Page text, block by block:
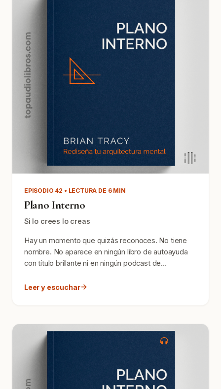
EPISODIO 42 • LECTURA DE 6 MIN
Plano Interno
Si lo crees lo creas
Hay un momento que quizás reconoces. No tiene
nombre. No aparece en ningún libro de autoayuda
con título brillante ni en ningún podcast de
Leer y escuchar